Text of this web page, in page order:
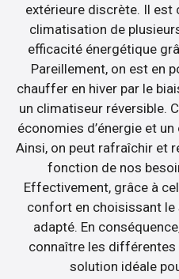
extérieure discrète. Il est
climatisation de
efficacité énergétique
Pareillement, on est en
chauffer en hiver par le
un climatiseur réversible.
économies d’énergie et
Ainsi, on peut rafraîchir et
fonction de nos
Effectivement, grâce à
confort en choisissant
adapté. En
connaître les
solution idéale